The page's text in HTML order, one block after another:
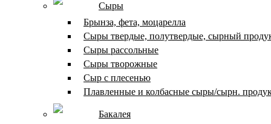
Сыры
Брынза, фета, моцарелла
Сыры твердые, полутвердые, сырный
Сыры рассольные
Сыры творожные
Сыр с плесенью
Плавленные и колбасные сыры/сырн.
Бакалея